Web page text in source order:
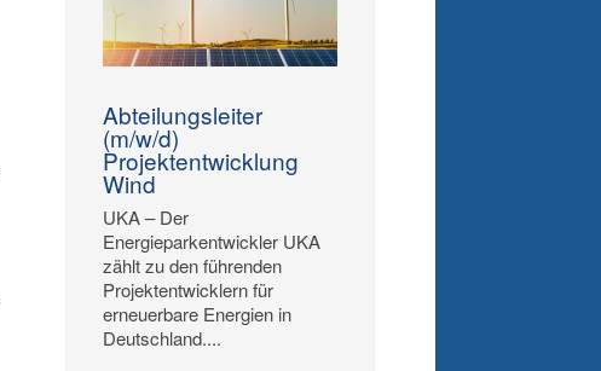
Abteilungsleiter
(m/w/d)
Projektentwicklung
Wind
UKA – Der
Energieparkentwickler UKA
zählt zu den führenden
Projektentwicklern für
erneuerbare Energien in
Deutschland....